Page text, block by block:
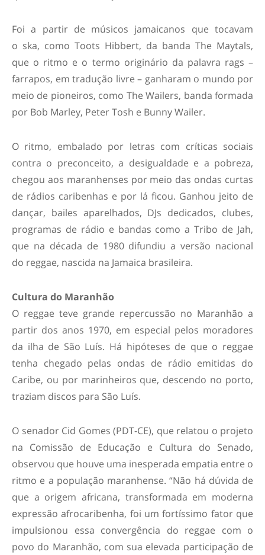
Foi a partir de músicos jamaicanos que tocavam
o ska, como Toots Hibbert, da banda The Maytals,
que o ritmo e o termo originário da palavra rags –
farrapos, em tradução livre – ganharam o mundo por
meio de pioneiros, como The Wailers, banda formada
por Bob Marley, Peter Tosh e Bunny Wailer.
O ritmo, embalado por letras com críticas sociais
contra o preconceito, a desigualdade e a pobreza,
chegou aos maranhenses por meio das ondas curtas
de rádios caribenhas e por lá ficou. Ganhou jeito de
dançar, bailes aparelhados, DJs dedicados, clubes,
programas de rádio e bandas como a Tribo de Jah,
que na década de 1980 difundiu a versão nacional
do reggae, nascida na Jamaica brasileira.
Cultura do Maranhão
O reggae teve grande repercussão no Maranhão a
partir dos anos 1970, em especial pelos moradores
da ilha de São Luís. Há hipóteses de que o reggae
tenha chegado pelas ondas de rádio emitidas do
Caribe, ou por marinheiros que, descendo no porto,
traziam discos para São Luís.
O senador Cid Gomes (PDT-CE), que relatou o projeto
na Comissão de Educação e Cultura do Senado,
observou que houve uma inesperada empatia entre o
ritmo e a população maranhense. “Não há dúvida de
que a origem africana, transformada em moderna
expressão afrocaribenha, foi um fortíssimo fator que
impulsionou essa convergência do reggae com o
povo do Maranhão, com sua elevada participação de